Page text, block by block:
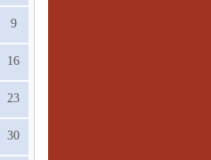
9
16
23
30